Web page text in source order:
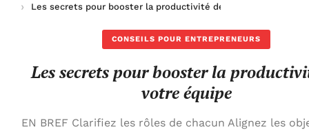
Les secrets pour booster la productivité de votre équipe
CONSEILS POUR ENTREPRENEURS
Les secrets pour booster la
votre équipe
EN BREF Clarifiez les rôles de chacun Alignez les